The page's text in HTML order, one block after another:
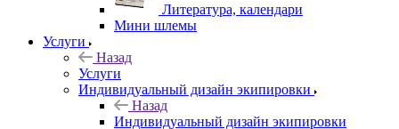
Литература, календари
Мини шлемы
Услуги
Назад
Услуги
Индивидуальный дизайн экипировки
Назад
Индивидуальный дизайн экипировки